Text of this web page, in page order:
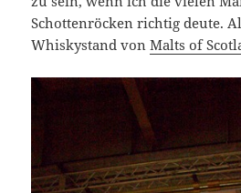
Schottenröcken richtig deute.
Whiskystand vonMalts of